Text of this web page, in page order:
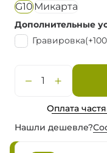
G10 Микарта
Дополнительные
Гравировка
Оплата
Нашли дешевле?